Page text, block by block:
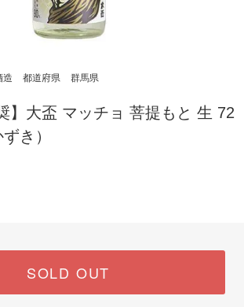
造 都道府県 群馬県
】大盃 マッチョ 菩提もと 生 72
き）
SOLD OUT